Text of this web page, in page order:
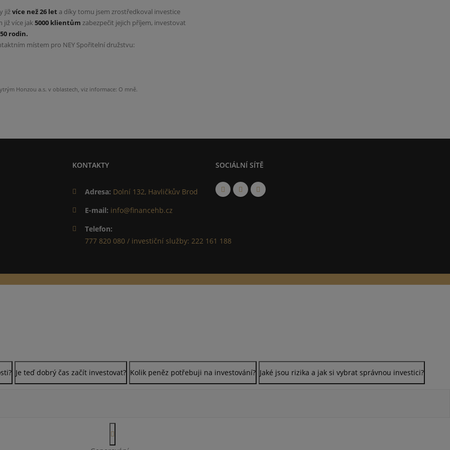
jižvíce než 26 let a díky tomu jsem zrostředkoval investice
již více jak 5000 klientům zabezpečit jejich příjem, investovat
rodin.
místem pro NEY Spořitelní družstvu:
Honzou a.s. v oblastech, viz informace: O mně.
KONTAKTY
Adresa: Dolní 132, Havličkův Brod
E-mail: info@financehb.cz
Telefon:
777 820 080 / investiční služby: 222 161 188
SOCIÁLNÍ SÍTĚ
Je teď dobrý čas začít investovat? Kolik peněz potřebuji na investování? Jaké jsou rizika a jak si vybrat správnou investici?